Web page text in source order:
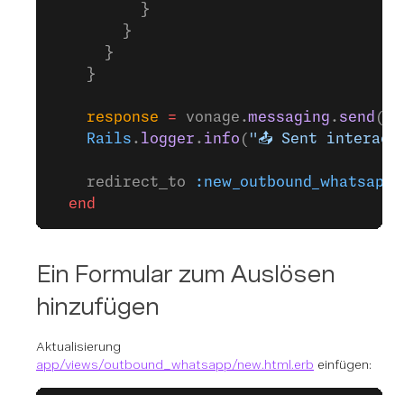
          }
        }
      }
    }
    response
= vonage.messaging . send (
    Rails
. logger . info ( "📤 Sent
    redirect_to
:new_outbound_whatsapp
  end
Ein Formular zum Auslösen
hinzufügen
Aktualisierung
app/views/outbound_whatsapp/new.html.erb einfügen: